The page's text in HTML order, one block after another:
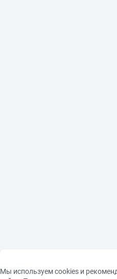
Мы используем cookies и